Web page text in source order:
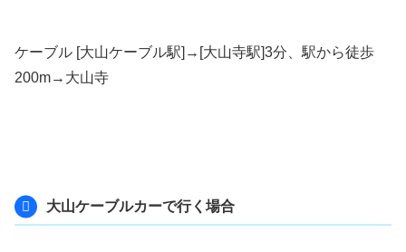
ケーブル [大山ケーブル駅]→[大山寺駅]3分、駅から徒歩
200m→大山寺
大山ケーブルカーで行く場合